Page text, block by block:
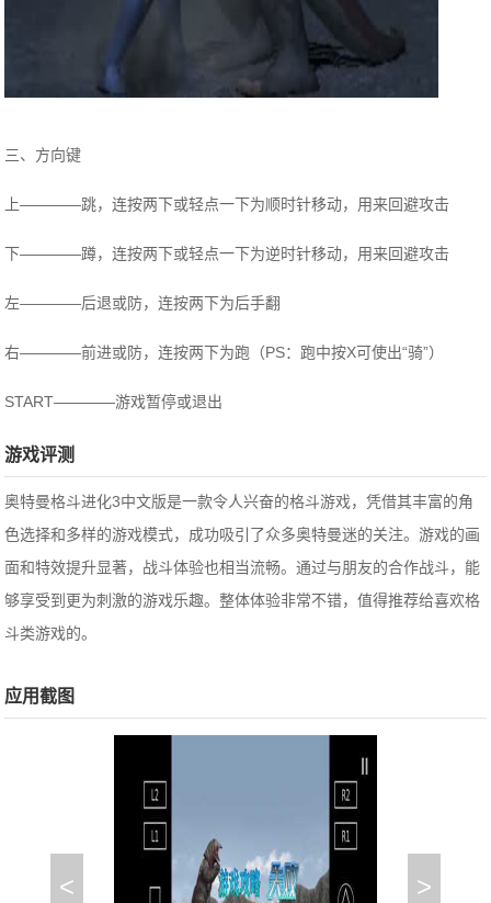
三、方向键
上————跳，连按两下或轻点一下为顺时针移动，用来回避攻击
下————蹲，连按两下或轻点一下为逆时针移动，用来回避攻击
左————后退或防，连按两下为后手翻
右————前进或防，连按两下为跑（PS：跑中按X可使出“骑”）
START————游戏暂停或退出
游戏评测
奥特曼格斗进化3中文版是一款令人兴奋的格斗游戏，凭借其丰富的角
色选择和多样的游戏模式，成功吸引了众多奥特曼迷的关注。游戏的画
面和特效提升显著，战斗体验也相当流畅。通过与朋友的合作战斗，能
够享受到更为刺激的游戏乐趣。整体体验非常不错，值得推荐给喜欢格
斗类游戏的。
应用截图
< >